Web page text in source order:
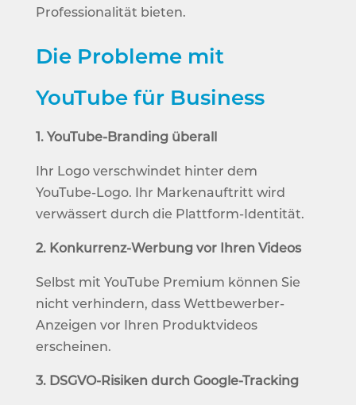
Professionalität bieten.
Die Probleme mit
YouTube für Business
1. YouTube-Branding überall
Ihr Logo verschwindet hinter dem
YouTube-Logo. Ihr Markenauftritt wird
verwässert durch die Plattform-Identität.
2. Konkurrenz-Werbung vor Ihren Videos
Selbst mit YouTube Premium können Sie
nicht verhindern, dass Wettbewerber-
Anzeigen vor Ihren Produktvideos
erscheinen.
3. DSGVO-Risiken durch Google-Tracking